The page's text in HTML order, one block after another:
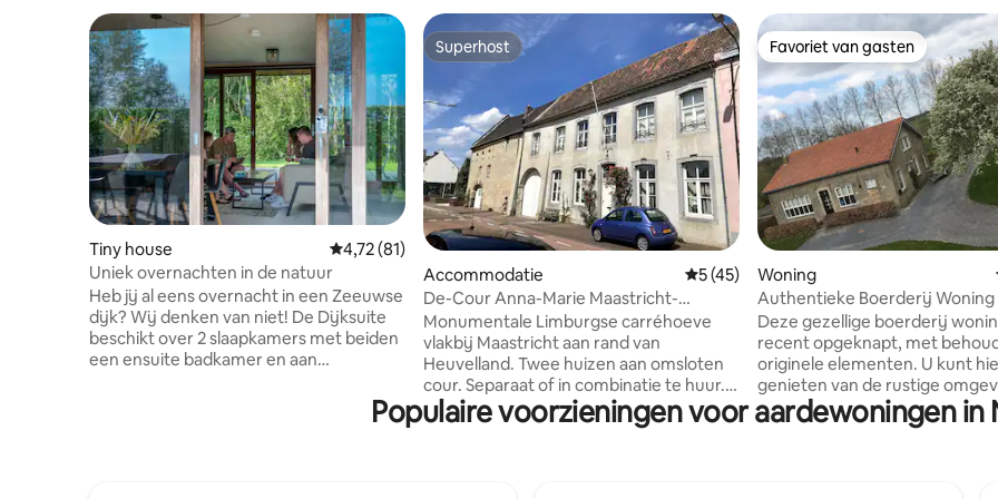
Tiny house Gemiddelde beoordeling van 4,72 op 5, 81 recensies
4,72 (81)
Uniek overnachten in de natuur
Heb jij al eens overnacht in een Zeeuwse
dijk? Wij denken van niet! De Dijksuite
beschikt over 2 slaapkamers met beiden
een ensuite badkamer en aan
het dak en muren van gerecycled hout is
Superhost
Superhost
Accommodatie Gemiddelde beoordeling van 5 op 5, 45
5 (45)
De-Cour Anna-Marie Maastricht-
Heuvelland
Monumentale Limburgse carréhoeve
vlakbij Maastricht aan rand van
Heuvelland. Twee huizen aan omsloten
cour. Separaat of in combinatie te huur.
Anna-Marie max. 10, Rosalie max. 6 Cour
Compleet max 16 gasten. Unieke locatie,
Favoriet van gasten
Favoriet van gasten
Woning
Authentieke Boerderij Woning
Deze gezellige boerderij
recent opgeknapt, met
originele elementen. U kunt
genieten van de rustige
hoeve ligt gelegen aan de
wallen van Retranchement. De
Populaire voorzieningen voor aardewoningen in